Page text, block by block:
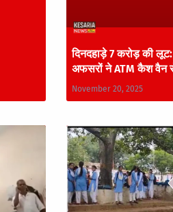
दिनदहाड़े 7 करोड़ की
अफसरों ने ATM कैश वैन से
November 20, 2025